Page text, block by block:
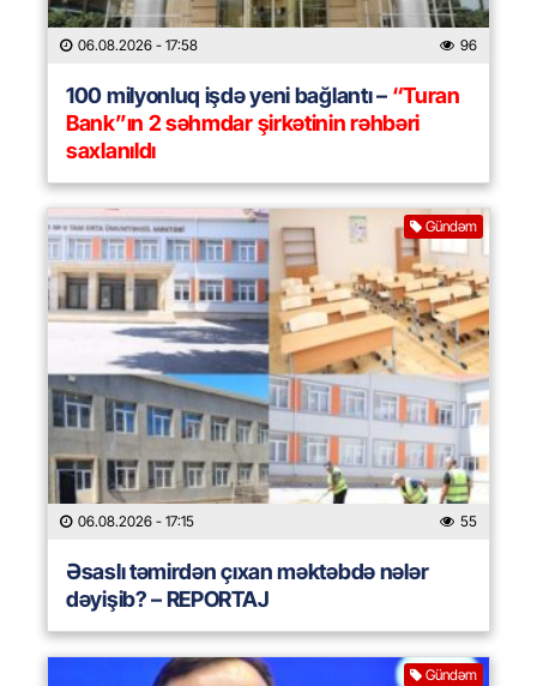
06.08.2026 - 17:58 96
100 milyonluq işdə yeni bağlantı –“Turan
Bank”ın 2 səhmdar şirkətinin rəhbəri
saxlanıldı
Gündəm
06.08.2026 - 17:15 55
Əsaslı təmirdən çıxan məktəbdə nələr
dəyişib? – REPORTAJ
Gündəm